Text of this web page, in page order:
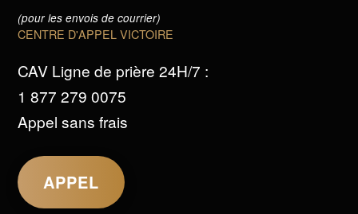
(pour les envois de courrier)
CENTRE D'APPEL VICTOIRE
CAV Ligne de prière 24H/7 :
1 877 279 0075
Appel sans frais
APPEL